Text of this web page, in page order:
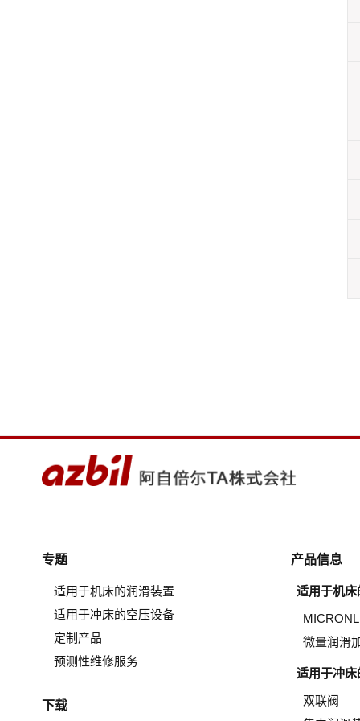
专题
适用于机床的润滑装置
适用于冲床的空压设备
定制产品
预测性维修服务
下载
产品信息
适用于机
微量润滑
适用于冲
双联阀